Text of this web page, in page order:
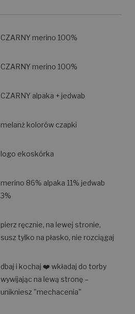
CZARNY merino 100%
CZARNY merino 100%
CZARNY alpaka + jedwab
melanż kolorów czapki
logo ekoskórka
merino 86% alpaka 11% jedwab
3%
pierz ręcznie, na lewej stronie,
susz tylko na płasko, nie rozciągaj
dbaj i kochaj ❤️ wkładaj do torby
wywijając na lewą stronę –
unikniesz "mechacenia"